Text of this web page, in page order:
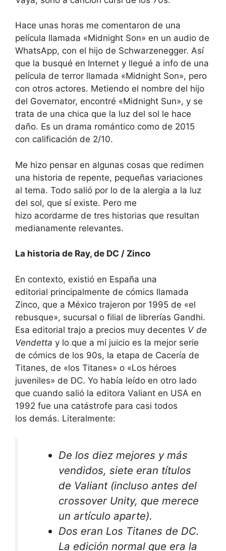
Hace unas horas me comentaron de una
película llamada «Midnight Son» en un audio de
WhatsApp, con el hijo de Schwarzenegger. Así
que la busqué en Internet y llegué a info de una
película de terror llamada «Midnight Son», pero
con otros actores. Metiendo el nombre del hijo
del Governator, encontré «Midnight Sun», y se
trata de una chica que la luz del sol le hace
daño. Es un drama romántico como de 2015
con calificación de 2/10.
Me hizo pensar en algunas cosas que redimen
una historia de repente, pequeñas variaciones
al tema. Todo salió por lo de la alergia a la luz
del sol, que sí existe. Pero me
hizo acordarme de tres historias que resultan
medianamente relevantes.
La historia de Ray, de DC / Zinco
En contexto, existió en España una
editorial principalmente de cómics llamada
Zinco, que a México trajeron por 1995 de «el
rebusque», sucursal o filial de librerías Gandhi.
Esa editorial trajo a precios muy decentes V de
Vendetta y lo que a mi juicio es la mejor serie
de cómics de los 90s, la etapa de Cacería de
Titanes, de «los Titanes» o «Los héroes
juveniles» de DC. Yo había leído en otro lado
que cuando salió la editora Valiant en USA en
1992 fue una catástrofe para casi todos
los demás. Literalmente:
De los diez mejores y más
vendidos, siete eran títulos
de Valiant (incluso antes del
crossover Unity, que merece
un artículo aparte).
Dos eran Los Titanes de DC.
La edición normal que era la